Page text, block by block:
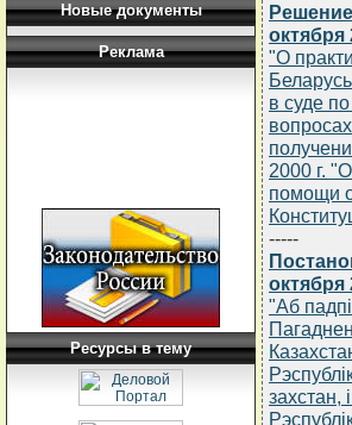
Новые документы
Реклама
Ресурсы в тему
октября
"О
в суде
2000 г.
помощи
-----
октября
"Аб
захстан,